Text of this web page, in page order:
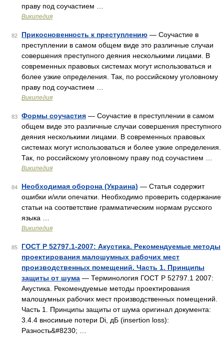
праву под соучастием …
Википедия
82 Прикосновенность к преступлению — Соучастие в
преступлении в самом общем виде это различные случаи
совершения преступного деяния несколькими лицами. В
современных правовых системах могут использоваться и
более узкие определения. Так, по российскому уголовному
праву под соучастием …
Википедия
83 Формы соучастия — Соучастие в преступлении в самом
общем виде это различные случаи совершения преступного
деяния несколькими лицами. В современных правовых
системах могут использоваться и более узкие определения.
Так, по российскому уголовному праву под соучастием …
Википедия
84 Необходимая оборона (Украина) — Статья содержит
ошибки и/или опечатки. Необходимо проверить содержание
статьи на соответствие грамматическим нормам русского
языка …
Википедия
85
ГОСТ Р 52797.1-2007: Акустика. Рекомендуемые методы
проектирования малошумных рабочих мест
производственных помещений. Часть 1. Принципы
защиты от шума — Терминология ГОСТ Р 52797.1 2007:
Акустика. Рекомендуемые методы проектирования
малошумных рабочих мест производственных помещений.
Часть 1. Принципы защиты от шума оригинал документа:
3.4.4 вносимые потери Di, дБ (insertion loss):
Разность&#8230; …